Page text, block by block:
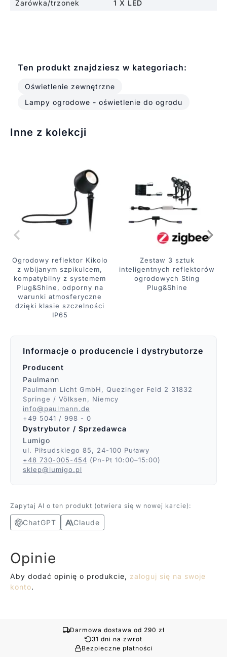
Żarówka/trzonek 1 X LED
Ten produkt znajdziesz w kategoriach:
Oświetlenie zewnętrzne
Lampy ogrodowe - oświetlenie do ogrodu
Inne z kolekcji
Ogrodowy reflektor Kikolo
z wbijanym szpikulcem,
kompatybilny z systemem
Plug&Shine, odporny na
warunki atmosferyczne
dzięki klasie szczelności
IP65
Zestaw 3 sztuk
inteligentnych reflektorów
ogrodowych Sting
Plug&Shine
Informacje o producencie i dystrybutorze
Producent
Paulmann
Paulmann Licht GmbH, Quezinger Feld 2 31832
Springe / Völksen, Niemcy
info@paulmann.de
+49 5041 / 998 - 0
Dystrybutor / Sprzedawca
Lumigo
ul. Piłsudskiego 85, 24-100 Puławy
+48 730-005-454 (Pn-Pt 10:00–15:00)
sklep@lumigo.pl
Zapytaj AI o ten produkt (otwiera się w nowej karcie):
ChatGPT Claude
Opinie
Aby dodać opinię o produkcie, zaloguj się na swoje
konto.
Darmowa dostawa od 290 zł
31 dni na zwrot
Bezpieczne płatności